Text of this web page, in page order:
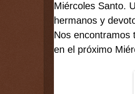
Miércoles Santo.
hermanos y
Nos encontramos
en el próximo